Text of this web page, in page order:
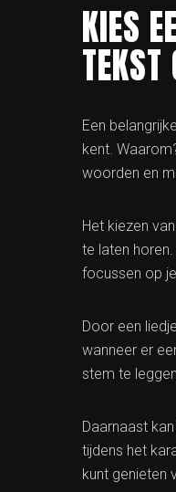
KIES
Een
kent.
woorden en
Het kiezen
te laten
focussen op
Door een
wanneer er
stem te
Daarnaast
tijdens het
kunt genieten